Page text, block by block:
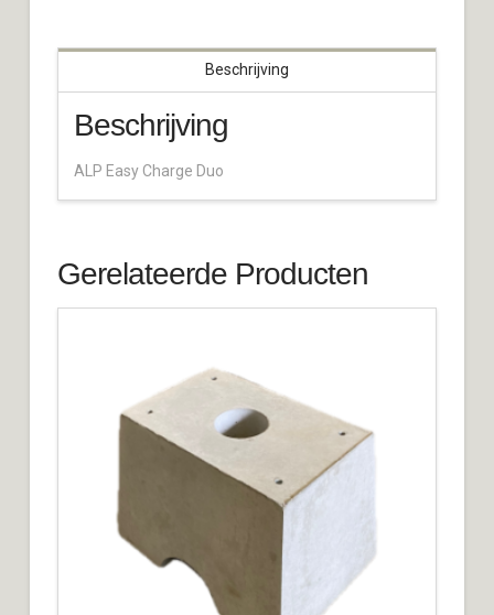
Beschrijving
Beschrijving
ALP Easy Charge Duo
Gerelateerde Producten